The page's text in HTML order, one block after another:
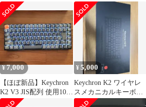
JIS K2-A1
¥7,000
【ほぼ新品】Keychron
K2 V3 JIS配列 使用10分
付属品完備
¥5,000
Keychron K2 ワイヤレ
スメカニカルキーボー
ド